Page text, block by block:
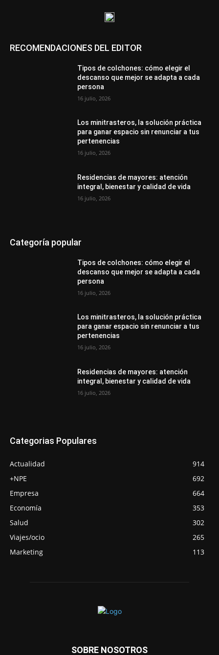
RECOMENDACIONES DEL EDITOR
Tipos de colchones: cómo elegir el
descanso que mejor se adapta a cada
persona
16 julio, 2026
Los minitrasteros, la solución práctica
para ganar espacio sin renunciar a tus
pertenencias
16 julio, 2026
Residencias de mayores: atención
integral, bienestar y calidad de vida
16 julio, 2026
Categoría popular
Tipos de colchones: cómo elegir el
descanso que mejor se adapta a cada
persona
16 julio, 2026
Los minitrasteros, la solución práctica
para ganar espacio sin renunciar a tus
pertenencias
16 julio, 2026
Residencias de mayores: atención
integral, bienestar y calidad de vida
16 julio, 2026
Categorias Populares
Actualidad
914
+NPE
692
Empresa
664
Economía
353
Salud
302
Viajes/ocio
265
Marketing
113
SOBRE NOSOTROS